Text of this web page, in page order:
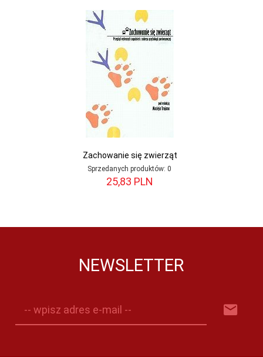
Zachowanie się zwierząt
Sprzedanych produktów: 0
25,83 PLN
NEWSLETTER
-- wpisz adres e-mail --